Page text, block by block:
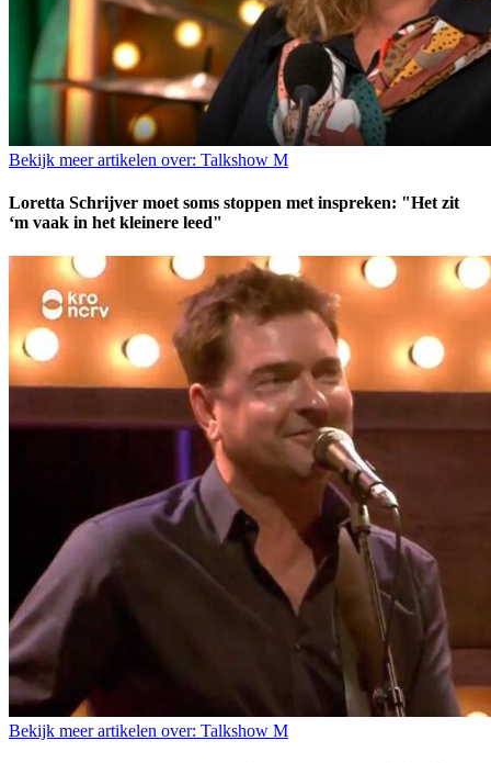
Bekijk meer artikelen over: Talkshow M
Loretta Schrijver moet soms stoppen met inspreken: "Het zit
‘m vaak in het kleinere leed"
Bekijk meer artikelen over: Talkshow M